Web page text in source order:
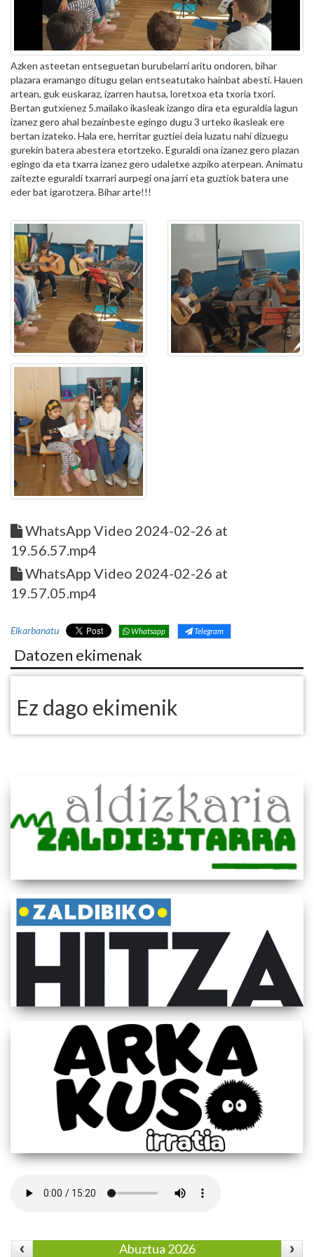
Azken asteetan entseguetan burubelarri aritu ondoren, bihar
plazara eramango ditugu gelan entseatutako hainbat abesti. Hauen
artean, guk euskaraz, izarren hautsa, loretxoa eta txoria txori.
Bertan gutxienez 5.mailako ikasleak izango dira eta eguraldia lagun
izanez gero ahal bezainbeste egingo dugu 3 urteko ikasleak ere
bertan izateko. Hala ere, herritar guztiei deia luzatu nahi dizuegu
gurekin batera abestera etortzeko. Eguraldi ona izanez gero plazan
egingo da eta txarra izanez gero udaletxe azpiko aterpean. Animatu
zaitezte eguraldi txarrari aurpegi ona jarri eta guztiok batera une
eder bat igarotzera. Bihar arte!!!
WhatsApp Video 2024-02-26 at
19.56.57.mp4
WhatsApp Video 2024-02-26 at
19.57.05.mp4
Elkarbanatu Whatsapp Telegram
Datozen ekimenak
Ez dago ekimenik
Abuztua 2026